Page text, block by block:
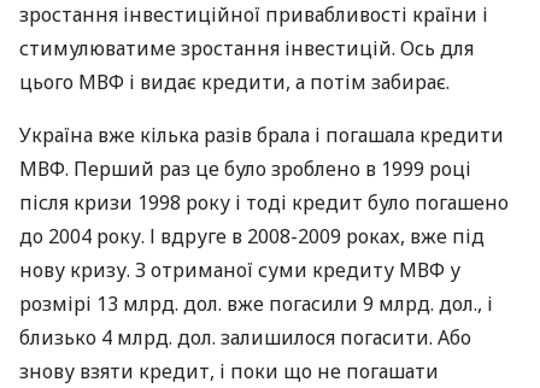
зростання інвестиційної привабливості країни і
стимулюватиме зростання інвестицій. Ось для
цього МВФ і видає кредити, а потім забирає.
Україна вже кілька разів брала і погашала кредити
МВФ. Перший раз це було зроблено в 1999 році
після кризи 1998 року і тоді кредит було погашено
до 2004 року. І вдруге в 2008-2009 роках, вже під
нову кризу. З отриманої суми кредиту МВФ у
розмірі 13 млрд. дол. вже погасили 9 млрд. дол., і
близько 4 млрд. дол. залишилося погасити. Або
знову взяти кредит, і поки що не погашати